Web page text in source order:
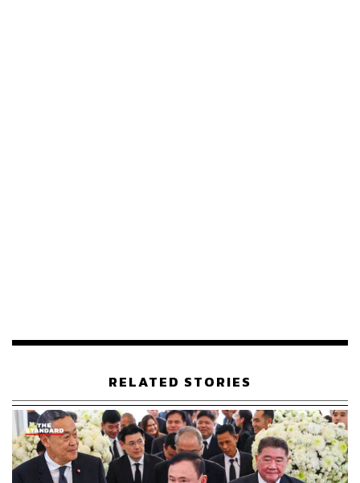
แตกแยกกัน จะทำอย่างไรให้เขาได้รับประโยชน์ ได้รับการ
เยียวยาในสิ่งที่สูญเสียไป จึงจะเกิดความสามัคคีอย่างแท้จริง”
เปิดโอกาส 6 สส. แจงทีละคน พร้อมฟังเหตุผล ยังไม่ไล่
RELATED STORIES